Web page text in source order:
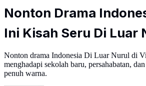
Nonton Drama
Ini Kisah Seru Di Luar
Nonton drama Indonesia Di Luar Nurul di
menghadapi sekolah baru, persahabatan,
penuh warna.